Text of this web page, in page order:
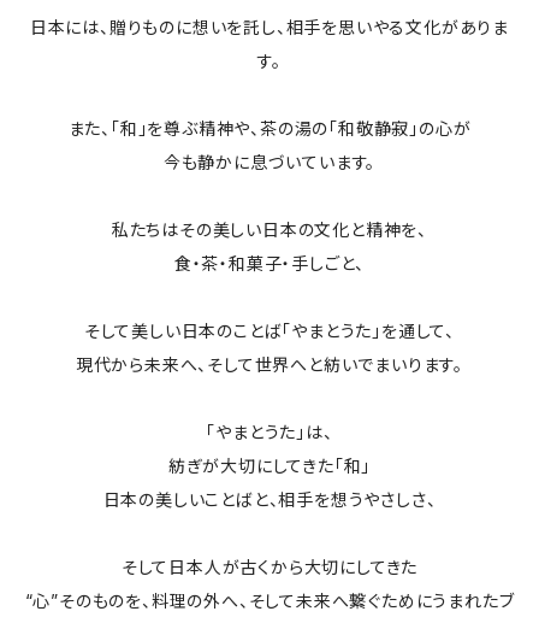
日本には、贈りものに想いを託し、相手を思いやる文化がありま
す。
また、「和」を尊ぶ精神や、茶の湯の「和敬静寂」の心が
今も静かに息づいています。
私たちはその美しい日本の文化と精神を、
食・茶・和菓子・手しごと、
そして美しい日本のことば「やまとうた」を通して、
現代から未来へ、そして世界へと紡いでまいります。
「やまとうた」は、
紡ぎが大切にしてきた「和」
日本の美しいことばと、相手を想うやさしさ、
そして日本人が古くから大切にしてきた
“心”そのものを、料理の外へ、そして未来へ繋ぐためにうまれたブ